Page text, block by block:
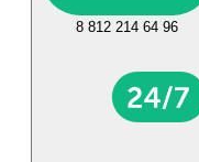
8 812 214 64 96